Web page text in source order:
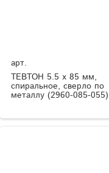
арт.
ТЕВТОН 5.5 x 85 мм,
спиральное, сверло по
металлу (2960-085-055)